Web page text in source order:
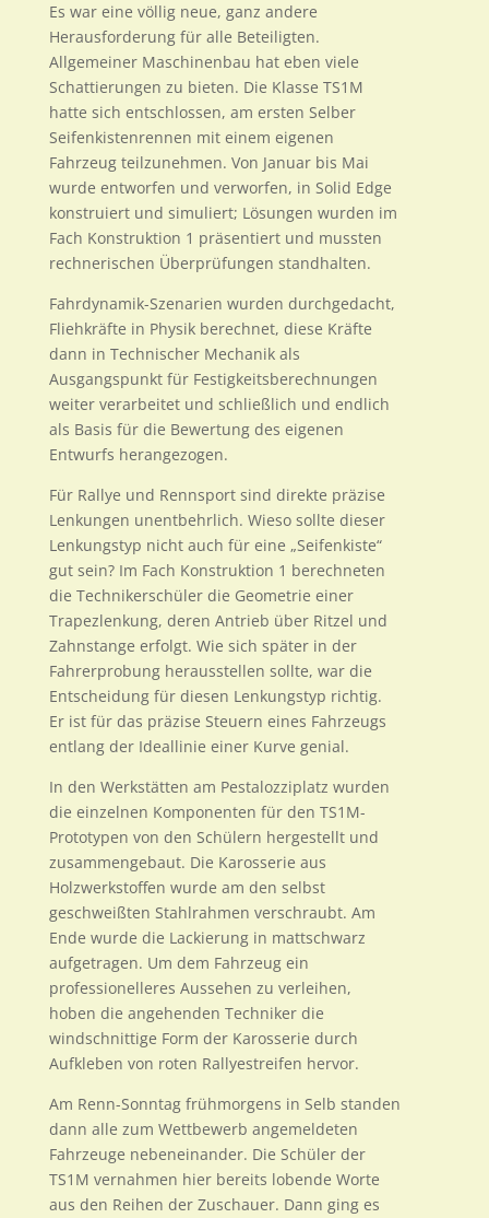
Es war eine völlig neue, ganz andere
Herausforderung für alle Beteiligten.
Allgemeiner Maschinenbau hat eben viele
Schattierungen zu bieten. Die Klasse TS1M
hatte sich entschlossen, am ersten Selber
Seifenkistenrennen mit einem eigenen
Fahrzeug teilzunehmen. Von Januar bis Mai
wurde entworfen und verworfen, in Solid Edge
konstruiert und simuliert; Lösungen wurden im
Fach Konstruktion 1 präsentiert und mussten
rechnerischen Überprüfungen standhalten.
Fahrdynamik-Szenarien wurden durchgedacht,
Fliehkräfte in Physik berechnet, diese Kräfte
dann in Technischer Mechanik als
Ausgangspunkt für Festigkeitsberechnungen
weiter verarbeitet und schließlich und endlich
als Basis für die Bewertung des eigenen
Entwurfs herangezogen.
Für Rallye und Rennsport sind direkte präzise
Lenkungen unentbehrlich. Wieso sollte dieser
Lenkungstyp nicht auch für eine „Seifenkiste“
gut sein? Im Fach Konstruktion 1 berechneten
die Technikerschüler die Geometrie einer
Trapezlenkung, deren Antrieb über Ritzel und
Zahnstange erfolgt. Wie sich später in der
Fahrerprobung herausstellen sollte, war die
Entscheidung für diesen Lenkungstyp richtig.
Er ist für das präzise Steuern eines Fahrzeugs
entlang der Ideallinie einer Kurve genial.
In den Werkstätten am Pestalozziplatz wurden
die einzelnen Komponenten für den TS1M-
Prototypen von den Schülern hergestellt und
zusammengebaut. Die Karosserie aus
Holzwerkstoffen wurde am den selbst
geschweißten Stahlrahmen verschraubt. Am
Ende wurde die Lackierung in mattschwarz
aufgetragen. Um dem Fahrzeug ein
professionelleres Aussehen zu verleihen,
hoben die angehenden Techniker die
windschnittige Form der Karosserie durch
Aufkleben von roten Rallyestreifen hervor.
Am Renn-Sonntag frühmorgens in Selb standen
dann alle zum Wettbewerb angemeldeten
Fahrzeuge nebeneinander. Die Schüler der
TS1M vernahmen hier bereits lobende Worte
aus den Reihen der Zuschauer. Dann ging es